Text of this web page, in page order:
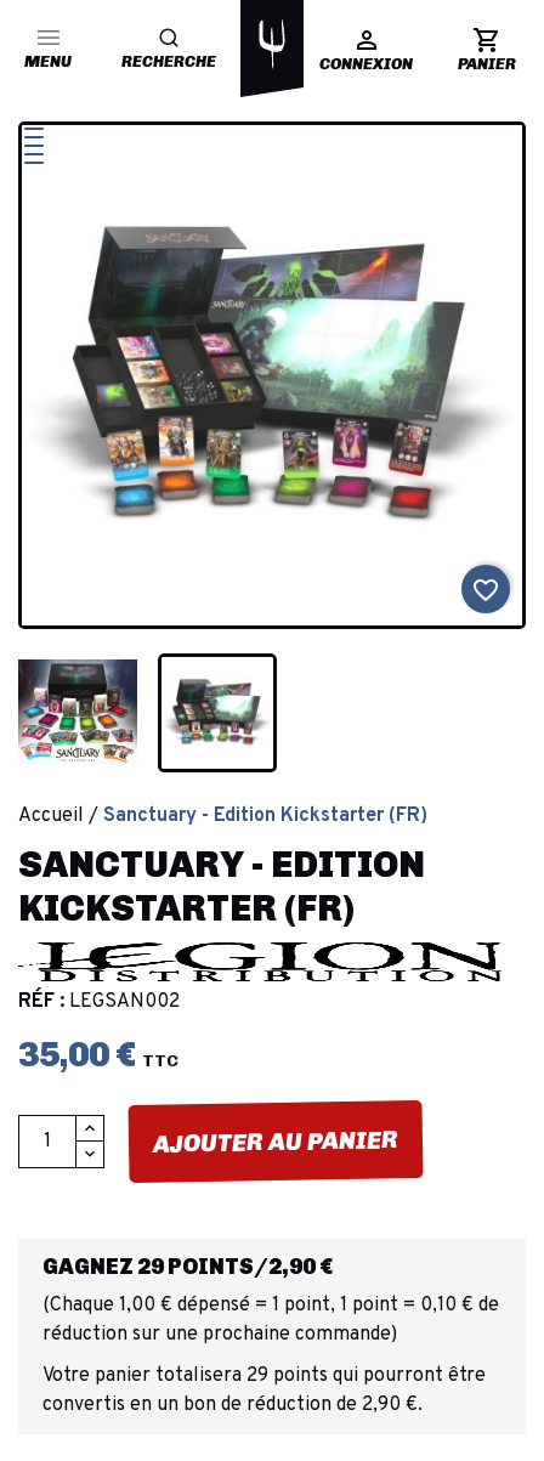
MENU RECHERCHE CONNEXION PANIER
favorite_border
Accueil Sanctuary - Edition Kickstarter (FR)
SANCTUARY - EDITION
KICKSTARTER (FR)
RÉF : LEGSAN002
35,00 € TTC
AJOUTER AU PANIER
GAGNEZ 29 POINTS/2,90 €
(Chaque 1,00 € dépensé = 1 point, 1 point = 0,10 € de
réduction sur une prochaine commande)
Votre panier totalisera 29 points qui pourront être
convertis en un bon de réduction de 2,90 €.